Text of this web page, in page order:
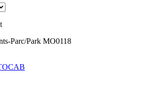
Parc/Park MO0118